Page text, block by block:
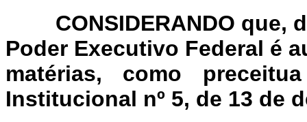
CONSIDERANDO que,
Poder Executivo Federal é
matérias, como
Institucional nº 5, de 13 de